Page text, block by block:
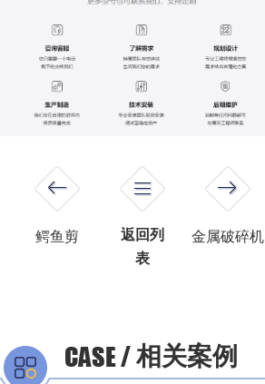
鳄鱼剪
返回列
表
金属破碎机
相关案例